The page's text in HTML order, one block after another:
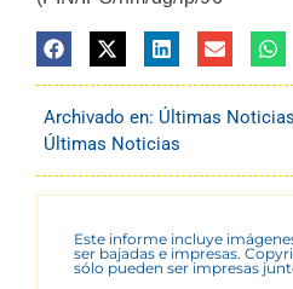
Archivado en: Últimas Noticias
Últimas Noticias
Este informe incluye
ser bajadas e impresas.
sólo pueden ser impresas